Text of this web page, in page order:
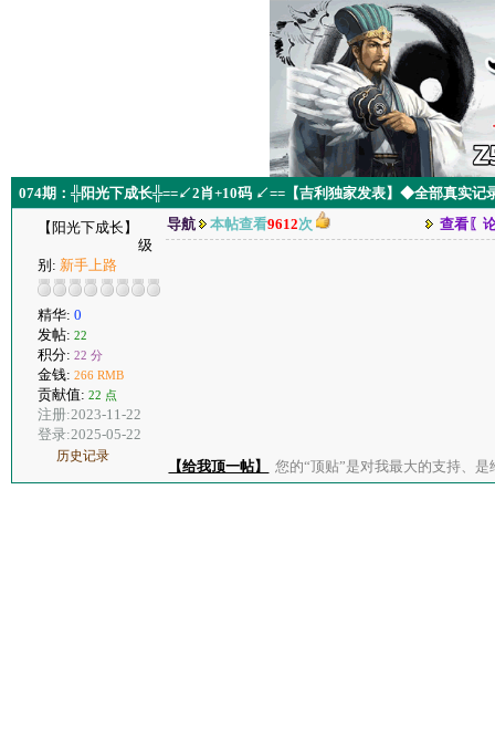
074期：╬阳光下成长╬==↙2肖+10码 ↙==【吉利独家发表】◆全部真实记
【阳光下成长】
级
别: 新手上路
精华: 0
发帖: 22
积分: 22 分
金钱: 266 RMB
贡献值: 22 点
注册:2023-11-22
登录:2025-05-22
历史记录
导航 本帖查看9612次 查看〖
【给我顶一帖】 您的“顶贴”是对我最大的支持、